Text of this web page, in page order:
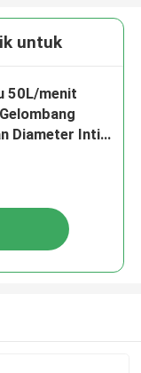
untuk
50L/menit
Diameter Inti